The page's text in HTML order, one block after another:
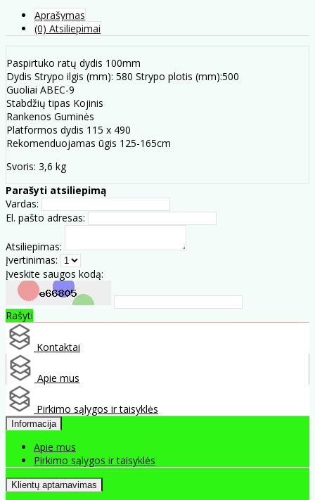
Aprašymas
(0) Atsiliepimai
Paspirtuko ratų dydis 100mm
Dydis Strypo ilgis (mm): 580 Strypo plotis (mm):500
Guoliai ABEC-9
Stabdžių tipas Kojinis
Rankenos Guminės
Platformos dydis 115 x 490
Rekomenduojamas ūgis 125-165cm
Svoris: 3,6 kg
Parašyti atsiliepimą
Vardas:
El. pašto adresas:
Atsiliepimas:
Įvertinimas:
Įveskite saugos kodą:
Rašyti
Kontaktai
Apie mus
Pirkimo sąlygos ir taisyklės
Informacija
Apie mus
Pirkimo sąlygos ir taisyklės
Klientų aptarnavimas